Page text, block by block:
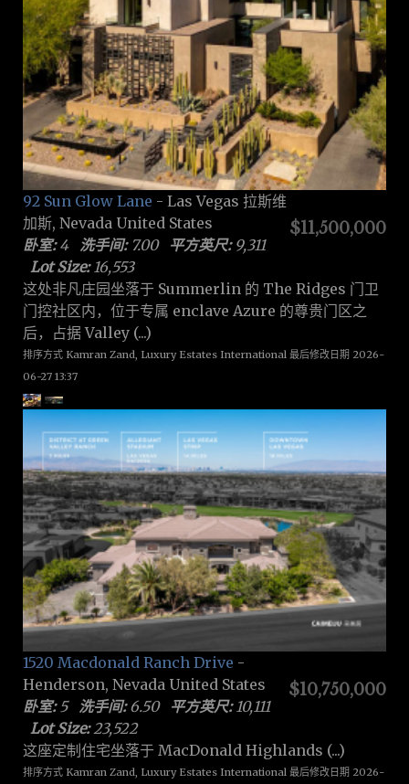
$11,500,000
92 Sun Glow Lane - Las Vegas 拉斯维
加斯, Nevada United States
卧室:4 洗手间:7.00 平方英尺:9,311
Lot Size:16,553
这处非凡庄园坐落于 Summerlin 的 The Ridges 门卫
门控社区内，位于专属 enclave Azure 的尊贵门区之
后，占据 Valley (...)
排序方式 Kamran Zand, Luxury Estates International 最后修改日期 2026-
06-27 13:37
$10,750,000
1520 Macdonald Ranch Drive -
Henderson, Nevada United States
卧室:5 洗手间:6.50 平方英尺:10,111
Lot Size:23,522
这座定制住宅坐落于 MacDonald Highlands (...)
排序方式 Kamran Zand, Luxury Estates International 最后修改日期 2026-